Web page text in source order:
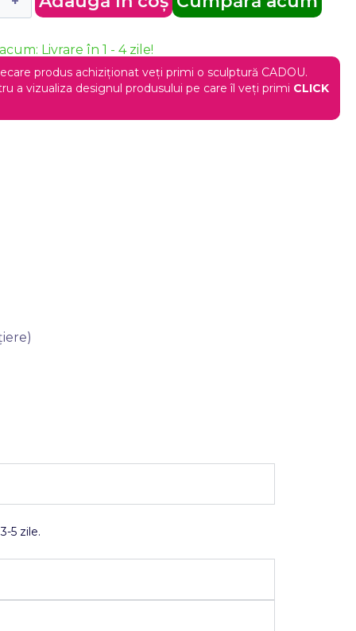
Livrare în 1 - 4 zile!
produs achiziționat veți primi o sculptură CADOU.
a vizualiza designul produsului pe care îl veți primi CLICK
5 zile.